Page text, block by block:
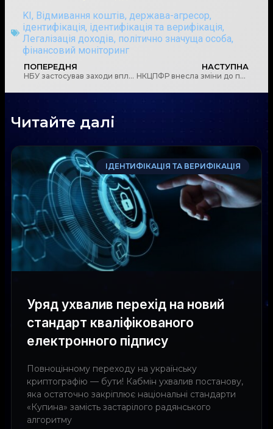
KI, Відмивання коштів, держава-агресор,
ідентифікація, ідентифікація та верифікація,
Легалізація доходів, політично значуща особа,
фінансовий моніторинг
ПОПЕРЕДНЯ
НБУ застосував заходи впливу до одного ломбарду та 14 фінансових компаній
НАСТУПНА
НКЦПФР внесла зміни до положення про фінансовий моніторинг
Читайте далі
ІДЕНТИФІКАЦІЯ ТА ВЕРИФІКАЦІЯ
Уряд ухвалив перехід на новий
стандарт кваліфікованого
електронного підпису
Повноцінному переходу на українську
криптографію — бути! Кабмін ухвалив постанову,
яка остаточно закріплює національні стандарти
«Купина» замість застарілого радянського
алгоритму